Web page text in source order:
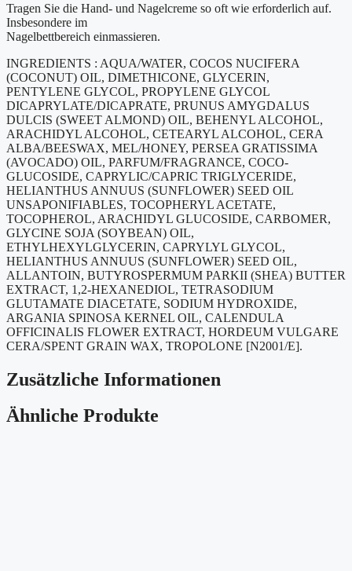
Tragen Sie die Hand- und Nagelcreme so oft wie erforderlich auf.
Insbesondere im
Nagelbettbereich einmassieren.
INGREDIENTS : AQUA/WATER, COCOS NUCIFERA
(COCONUT) OIL, DIMETHICONE, GLYCERIN,
PENTYLENE GLYCOL, PROPYLENE GLYCOL
DICAPRYLATE/DICAPRATE, PRUNUS AMYGDALUS
DULCIS (SWEET ALMOND) OIL, BEHENYL ALCOHOL,
ARACHIDYL ALCOHOL, CETEARYL ALCOHOL, CERA
ALBA/BEESWAX, MEL/HONEY, PERSEA GRATISSIMA
(AVOCADO) OIL, PARFUM/FRAGRANCE, COCO-
GLUCOSIDE, CAPRYLIC/CAPRIC TRIGLYCERIDE,
HELIANTHUS ANNUUS (SUNFLOWER) SEED OIL
UNSAPONIFIABLES, TOCOPHERYL ACETATE,
TOCOPHEROL, ARACHIDYL GLUCOSIDE, CARBOMER,
GLYCINE SOJA (SOYBEAN) OIL,
ETHYLHEXYLGLYCERIN, CAPRYLYL GLYCOL,
HELIANTHUS ANNUUS (SUNFLOWER) SEED OIL,
ALLANTOIN, BUTYROSPERMUM PARKII (SHEA) BUTTER
EXTRACT, 1,2-HEXANEDIOL, TETRASODIUM
GLUTAMATE DIACETATE, SODIUM HYDROXIDE,
ARGANIA SPINOSA KERNEL OIL, CALENDULA
OFFICINALIS FLOWER EXTRACT, HORDEUM VULGARE
CERA/SPENT GRAIN WAX, TROPOLONE [N2001/E].
Zusätzliche Informationen
Ähnliche Produkte